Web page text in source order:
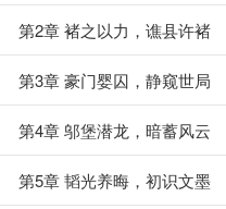
第2章 褚之以力，谯县许褚
第3章 豪门婴囚，静窥世局
第4章 邬堡潜龙，暗蓄风云
第5章 韬光养晦，初识文墨